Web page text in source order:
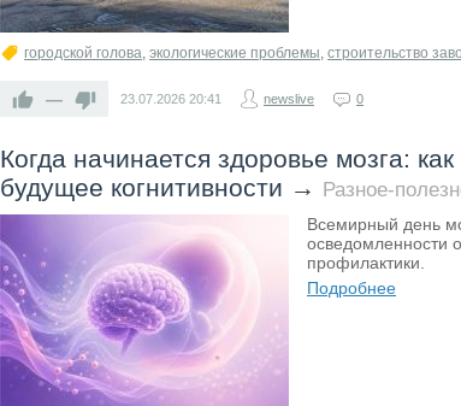
городской голова, экологические проблемы, строительство
— 23.07.2026 20:41 newslive 0
Когда начинается здоровье мозга:
будущее когнитивности → Разное-
Всемирный день
осведомленности
профилактики.
Подробнее